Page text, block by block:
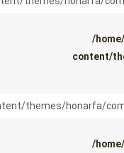
/
content/
/